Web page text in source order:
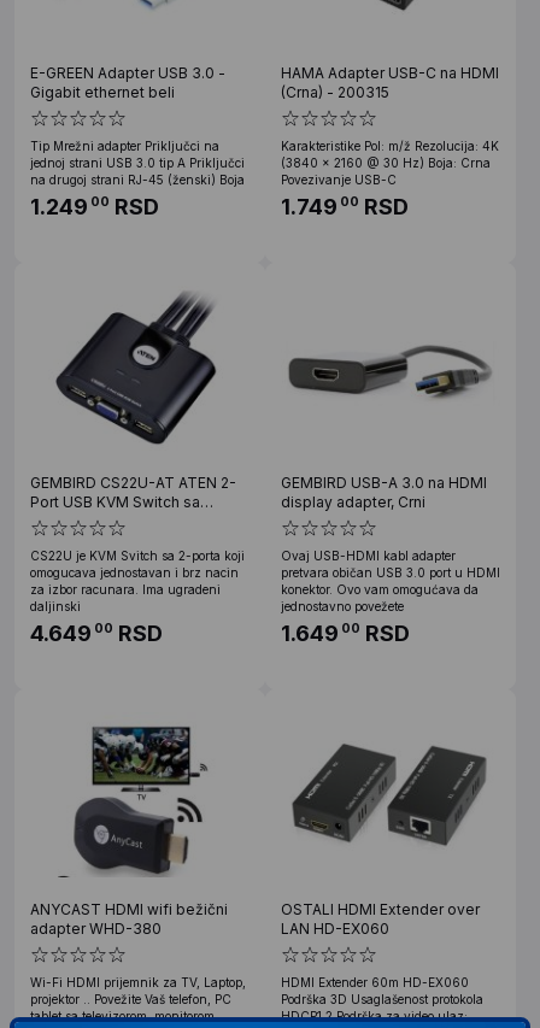
E-GREEN Adapter USB 3.0 -
Gigabit ethernet beli
Tip Mrežni adapter Priključci na
jednoj strani USB 3.0 tip A Priključci
na drugoj strani RJ-45 (ženski) Boja
1.249 00 RSD
HAMA Adapter USB-C na HDMI
(Crna) - 200315
Karakteristike Pol: m/ž Rezolucija: 4K
(3840 x 2160 @ 30 Hz) Boja: Crna
Povezivanje USB-C
1.749 00 RSD
GEMBIRD CS22U-AT ATEN 2-
Port USB KVM Switch sa
kablovima
CS22U je KVM Svitch sa 2-porta koji
omogucava jednostavan i brz nacin
za izbor racunara. Ima ugradeni
daljinski
4.649 00 RSD
GEMBIRD USB-A 3.0 na HDMI
display adapter, Crni
Ovaj USB-HDMI kabl adapter
pretvara običan USB 3.0 port u HDMI
konektor. Ovo vam omogućava da
jednostavno povežete
1.649 00 RSD
ANYCAST HDMI wifi bežični
adapter WHD-380
Wi-Fi HDMI prijemnik za TV, Laptop,
projektor .. Povežite Vaš telefon, PC
tablet sa televizorom, monitorom
OSTALI HDMI Extender over
LAN HD-EX060
HDMI Extender 60m HD-EX060
Podrška 3D Usaglašenost protokola
HDCP1.2 Podrška za video ulaz: